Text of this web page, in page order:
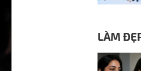
LÀM